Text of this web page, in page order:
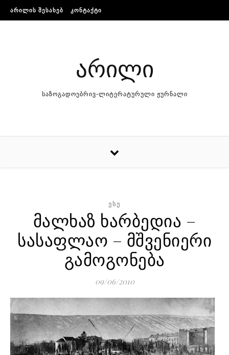
Skip to content
ᲐᲠᲘᲚᲘᲡ ᲨᲔᲡᲐᲮᲔᲑ ᲙᲝᲜᲢᲐᲥᲢᲘ
არილი
საზოგადოებრივ-ლიტერატურული ჟურნალი
ᲔᲡᲔ
მალხაზ ხარბედია –
სასაფლაო – მშვენიერი
გამოგონება
09/06/2010